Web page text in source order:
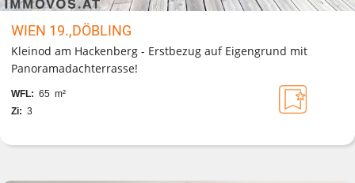
WIEN 19.,DÖBLING
Kleinod am Hackenberg - Erstbezug auf Eigengrund mit
Panoramadachterrasse!
WFL: 65 m²
Zi: 3